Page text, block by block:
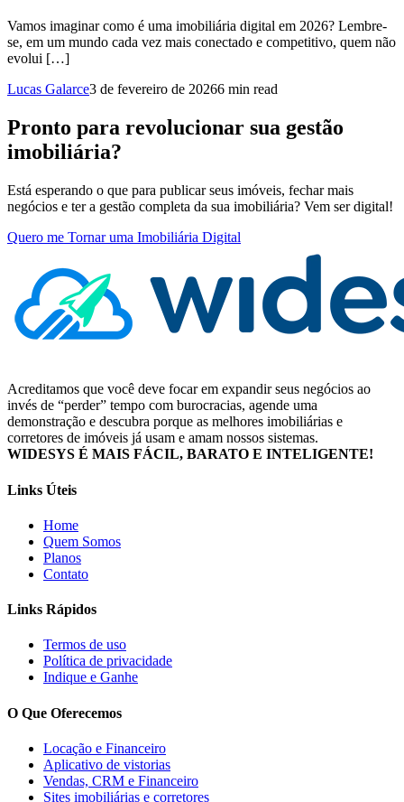
Vamos imaginar como é uma imobiliária digital em 2026? Lembre-
se, em um mundo cada vez mais conectado e competitivo, quem não
evolui […]
Lucas Galarce3 de fevereiro de 20266 min read
Pronto para revolucionar sua gestão
imobiliária?
Está esperando o que para publicar seus imóveis, fechar mais
negócios e ter a gestão completa da sua imobiliária? Vem ser digital!
Quero me Tornar uma Imobiliária Digital
Acreditamos que você deve focar em expandir seus negócios ao
invés de “perder” tempo com burocracias, agende uma
demonstração e descubra porque as melhores imobiliárias e
corretores de imóveis já usam e amam nossos sistemas.
WIDESYS É MAIS FÁCIL, BARATO E INTELIGENTE!
Links Úteis
Home
Quem Somos
Planos
Contato
Links Rápidos
Termos de uso
Política de privacidade
Indique e Ganhe
O Que Oferecemos
Locação e Financeiro
Aplicativo de vistorias
Vendas, CRM e Financeiro
Sites imobiliárias e corretores